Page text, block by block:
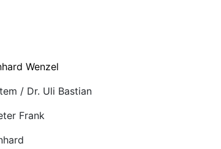
Wenzel
/ Dr. Uli Bastian
Frank